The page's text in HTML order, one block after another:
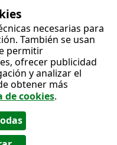
necesarias para
También se usan
permitir
ofrecer publicidad
y analizar el
obtener más
de cookies.